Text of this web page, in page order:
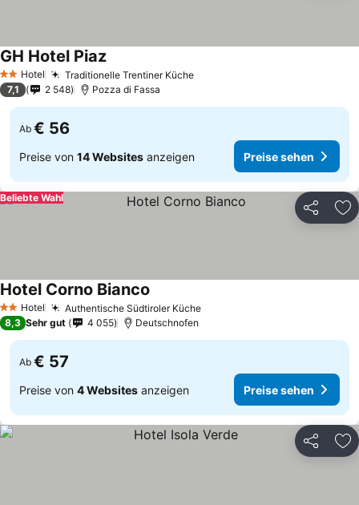
2 Sterne
Hotel Traditionelle Trentiner Küche
GH Hotel Piaz
7,1 2 548 Pozza di Fassa
Ab € 56
Preise von 14 Websites anzeigen Preise sehen
Teilen
Beliebte Wahl
2 Sterne
Hotel Authentische Südtiroler Küche
Hotel Corno Bianco
8,3 Sehr gut 4 055 Deutschnofen
Ab € 57
Preise von 4 Websites anzeigen Preise sehen
Teilen